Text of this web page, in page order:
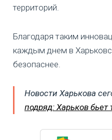
территорий.
Благодаря таким
каждым днем в
безопаснее.
Новости Харькова
подряд: Харьков